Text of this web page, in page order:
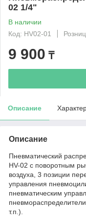
02 1/4"
В наличии
Код: HV02-01
9 900 ₸
Описание
Описание
Пневматический
HV-02 с поворотным
воздуха, 3 позиции
управления
пневматическим
т.п.).